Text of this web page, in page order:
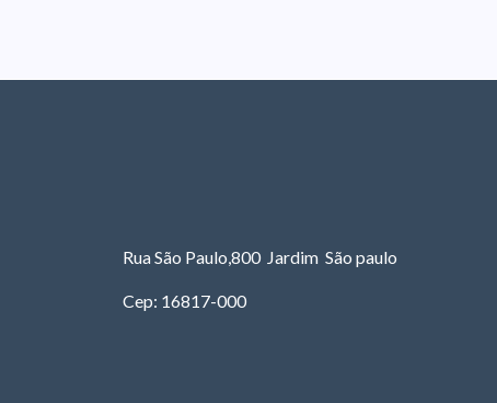
Rua São Paulo,800 Jardim São paulo
Cep: 16817-000